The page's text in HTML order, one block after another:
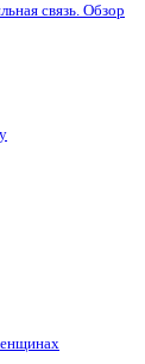
связь. Обзор